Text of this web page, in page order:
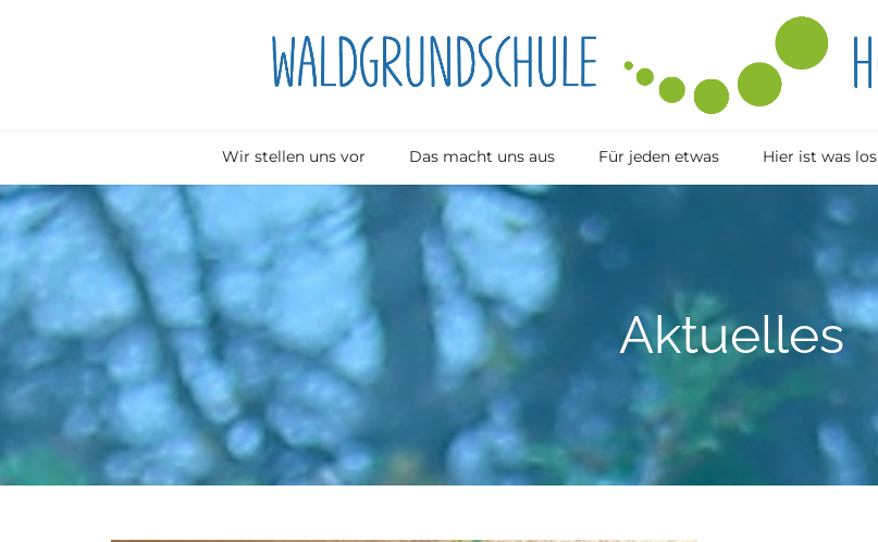
Wir stellen uns vor Das macht uns aus Für jeden etwas Hier ist was los
Aktuelles